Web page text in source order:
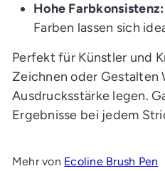
Hohe Farbkonsistenz:
Farben lassen sich
Perfekt für Künstler und
Zeichnen oder Gestalten
Ausdrucksstärke legen.
Ergebnisse bei jedem
Mehr von Ecoline Brush Pen